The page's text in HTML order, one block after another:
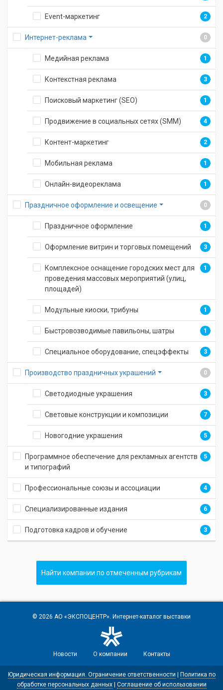
Event-маркетинг 2
Интернет-реклама 0
Медийная реклама 1
Контекстная реклама 3
Поисковый маркетинг (SEO) 1
Продвижение в социальных сетях (SMM) 4
Контент-маркетинг 2
Мобильная реклама 1
Онлайн-видеореклама 1
Праздничное оформление и освещение 0
Праздничное оформление 1
Оформление витрин и торговых помещений 3
Комплексное оснащение городских мест для
проведения массовых мероприятий (улиц,
площадей)
1
Модульные киоски, трибуны 1
Быстровозводимые павильоны, шатры 1
Специальное оборудование, спецэффекты 3
Производство праздничных украшений 0
Светодиодные украшения 3
Световые конструкции и композиции 7
Новогодние украшения 5
Программное обеспечение для рекламных агентств
и типографий
5
Профессиональные союзы и ассоциации 4
Специализированные издания 6
Подготовка кадров и обучение 3
Найти компании по отмеченным рубрикам
© 2026 АО «ЭКСПОЦЕНТР». Интернет-каталог выставки
Новости О компании Контакты
Юридическая информация. Ограничение ответственности
Политика по
обработке персональных данных| Соглашение об использовании